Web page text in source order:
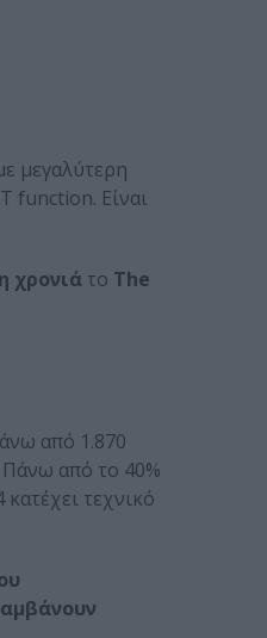
μεγαλύτερη
function. Είναι
χρονιά το The
από 1.870
Πάνω από το 40%
τεχνικό